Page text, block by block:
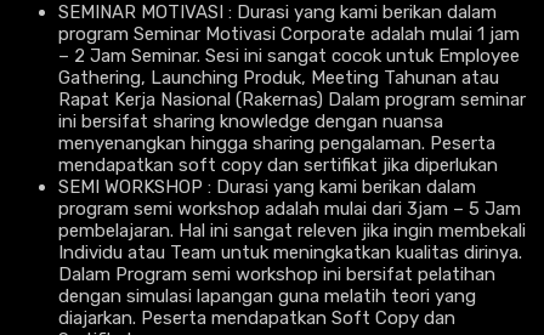
SEMINAR MOTIVASI : Durasi yang kami berikan dalam
program Seminar Motivasi Corporate adalah mulai 1 jam
– 2 Jam Seminar. Sesi ini sangat cocok untuk Employee
Gathering, Launching Produk, Meeting Tahunan atau
Rapat Kerja Nasional (Rakernas) Dalam program seminar
ini bersifat sharing knowledge dengan nuansa
menyenangkan hingga sharing pengalaman. Peserta
mendapatkan soft copy dan sertifikat jika diperlukan
SEMI WORKSHOP : Durasi yang kami berikan dalam
program semi workshop adalah mulai dari 3jam – 5 Jam
pembelajaran. Hal ini sangat releven jika ingin membekali
Individu atau Team untuk meningkatkan kualitas dirinya.
Dalam Program semi workshop ini bersifat pelatihan
dengan simulasi lapangan guna melatih teori yang
diajarkan. Peserta mendapatkan Soft Copy dan